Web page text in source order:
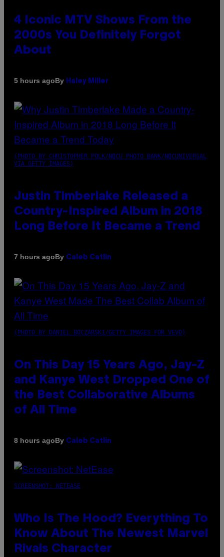
4 Iconic MTV Shows From the
2000s You Definitely Forgot
About
5 hours agoBy Haley Miller
(PHOTO BY CHRISTOPHER POLK/NBCU PHOTO BANK/NBCUNIVERSAL
VIA GETTY IMAGES)
Justin Timberlake Released a
Country-Inspired Album in 2018
Long Before It Became a Trend
7 hours agoBy Caleb Catlin
(PHOTO BY DANIEL BOCZARSKI/GETTY IMAGES FOR VEVO)
On This Day 15 Years Ago, Jay-Z
and Kanye West Dropped One of
the Best Collaborative Albums
of All Time
8 hours agoBy Caleb Catlin
SCREENSHOT: NETEASE
Who Is The Hood? Everything To
Know About The Newest Marvel
Rivals Character